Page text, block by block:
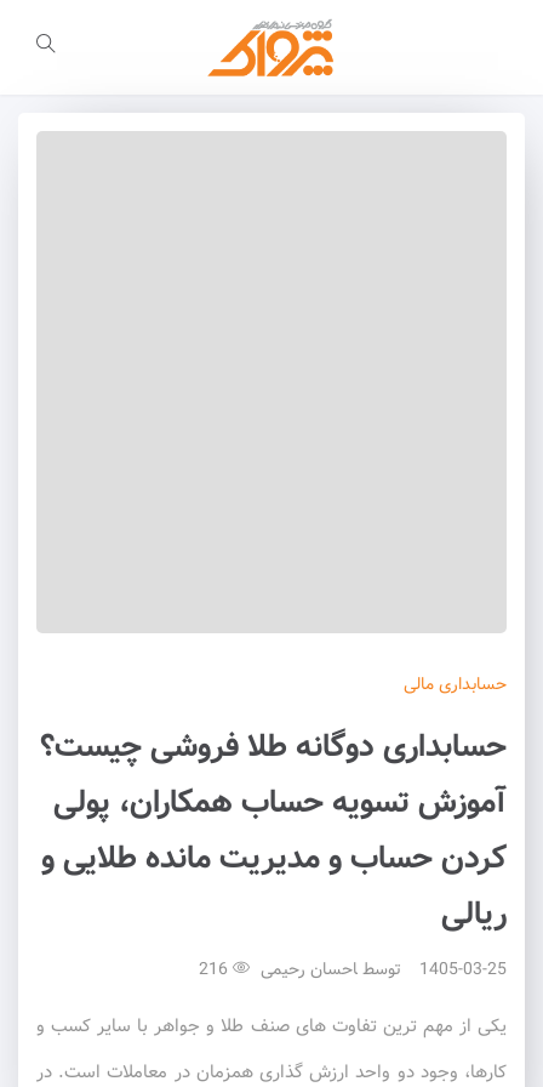
حسابداریمالی
حسابداری دوگانه طلا فروشی چیست؟
آموزش تسویه حساب همکاران، پولی
کردن حساب و مدیریت مانده طلایی و
ریالی
1405-03-25 توسط احسان رحیمی
یکی از مهم ترین تفاوت های صنف طلا و جواهر با سایر کسب و
کارها، وجود دو واحد ارزش گذاری همزمان در معاملات است. در